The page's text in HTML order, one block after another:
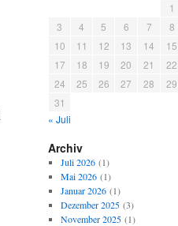
1
3
4 5 6 7 8
10
11 12 13 14 15
17
18 19 20 21 22
24
25 26 27 28 29
31
« Juli
Archiv
Juli 2026(1)
Mai 2026(1)
Januar 2026(1)
Dezember 2025(3)
November 2025(1)